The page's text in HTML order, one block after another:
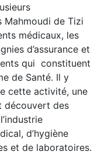
Mahmoudi de Tizi
médicaux, les
d’assurance et
qui constituent
de Santé. Il y
cette activité, une
découvert des
d’hygiène
et de laboratoires.